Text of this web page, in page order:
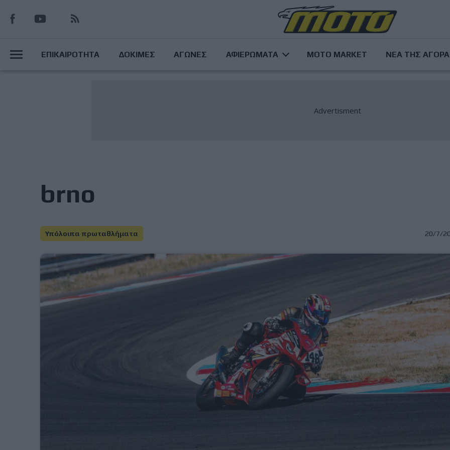
προς
κυρίως
MainΕΠΙΚΑΙΡΟΤΗΤΑ ΔΟΚΙΜΕΣ ΑΓΩΝΕΣ ΑΦΙΕΡΩΜΑΤΑ MOTO MARKET ΝΕΑ ΤΗΣ
brno
Υπόλοιπα πρωταθλήματα 20/7/